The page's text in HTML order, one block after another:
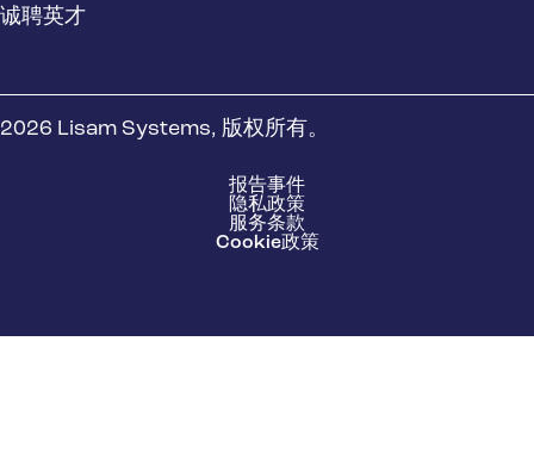
诚聘英才
2026 Lisam Systems, 版权所有。
报告事件
隐私政策
服务条款
Cookie政策